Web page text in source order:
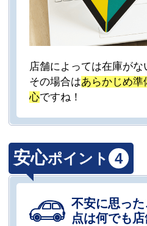
店舗によっては在庫がな
その場合はあらかじめ準
心ですね！
安心ポイント 4
不安に思っ
点は何でも店